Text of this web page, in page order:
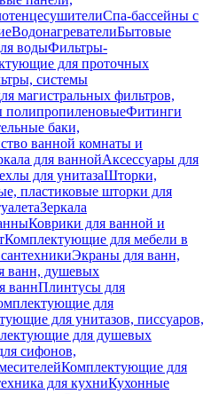
Спа-бассейны с
ВодонагревателиБытовые
водыФильтры-
для проточных
системы
магистральных фильтров,
полипропиленовыеФитинги
баки,
ванной комнаты и
для ваннойАксессуары для
для унитазаШторки,
пластиковые шторки для
Зеркала
Коврики для ванной и
Комплектующие для мебели в
Экраны для ванн,
ванн, душевых
ваннПлинтусы для
для
для унитазов, писсуаров,
для душевых
сифонов,
Комплектующие для
для кухниКухонные